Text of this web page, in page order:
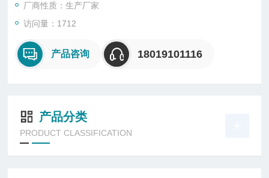
厂商性质：生产厂家
访问量：1712
产品咨询 18019101116
产品分类
PRODUCT CLASSIFICATION